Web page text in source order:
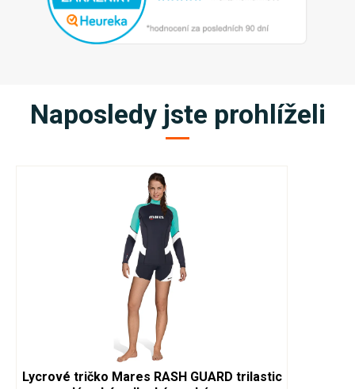
Naposledy jste prohlíželi
Lycrové tričko Mares RASH GUARD trilastic